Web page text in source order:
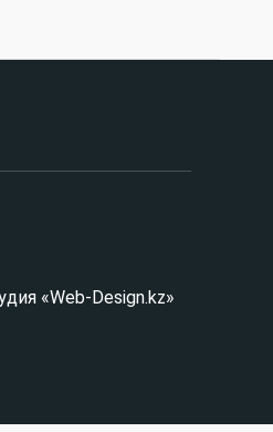
«Web-Design.kz»